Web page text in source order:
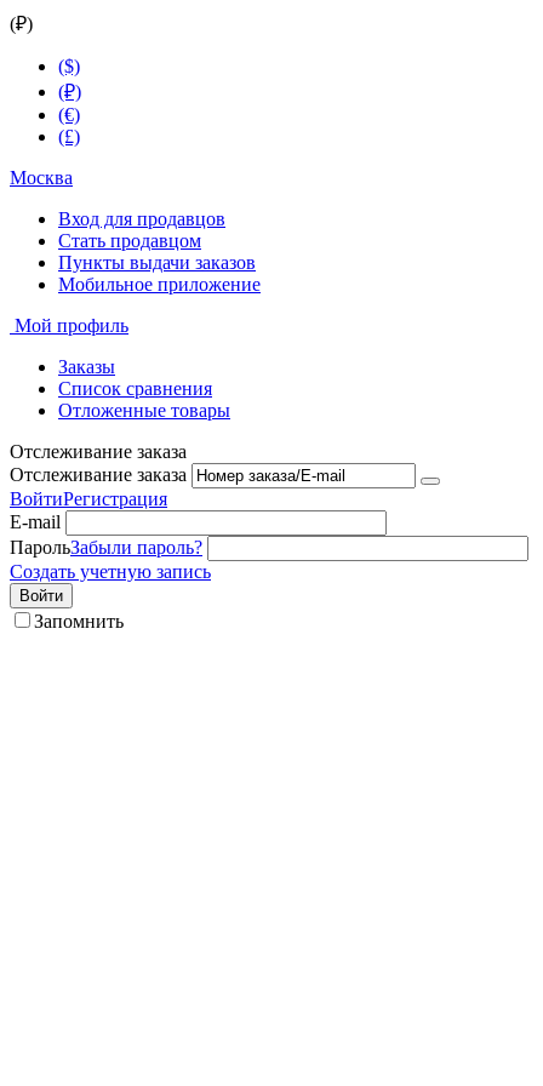
(₽)
($)
(₽)
(€)
(£)
Москва
Вход для продавцов
Стать продавцом
Пункты выдачи заказов
Мобильное приложение
Мой профиль
Заказы
Список сравнения
Отложенные товары
Отслеживание заказа
Отслеживание заказа
ВойтиРегистрация
E-mail
ПарольЗабыли пароль?
Создать учетную запись
Войти
Запомнить